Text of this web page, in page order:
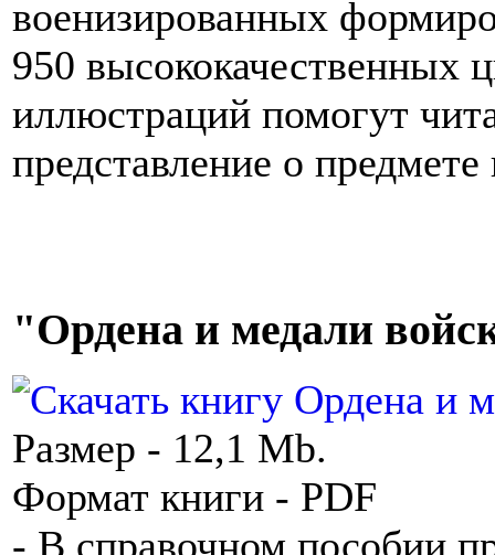
военизированных
950 высококачественных
иллюстраций помогут
представление о предмете
"Ордена и медали
Размер - 12,1 Mb.
Формат книги - PDF
- В справочном пособии